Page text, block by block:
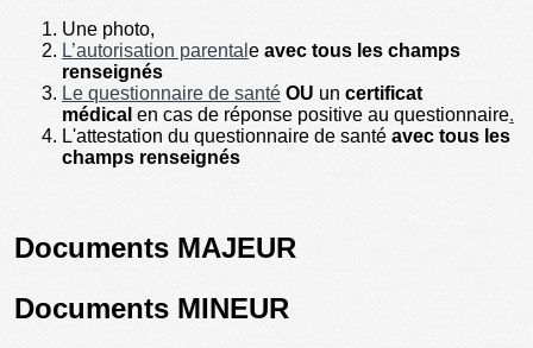
Une photo,
L’autorisation parental e avec tous les champs
renseignés
Le questionnaire de santé OU un certificat
médical en cas de réponse positive au questionnaire.
L'attestation du questionnaire de santé avec tous les
champs renseignés
Documents MAJEUR
Documents MINEUR